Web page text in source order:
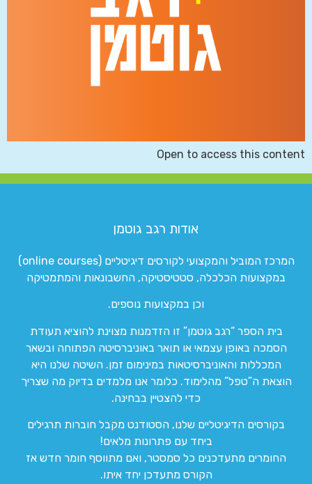
Open to access this content
אודות רגב גוטמן
המרכז המוביל והמקצועי לקורסים דיגיטליים (online courses)
במקצועות הכלכלה, סטטיסטיקה, החשבונאות והמתמטיקה
וכן במקצועות נוספים.
בית הספר “רגב גוטמן” זו הזדמנות מצוינת להוציא תעודת
הסמכה באופן עצמאי או תואר באוניברסיטה הפתוחה ובשאר
המכללות והאוניברסיטאות במינימום זמן. השיטה שלנו היא
הוצאת ה”טפל” מהלימוד. כלומר אנו מלמדים בדיוק מה שצריך
כדי להצטיין בבחינה.
בקורסים הדיגיטליים שלנו, הסטודנט מקבל חוברות תרגילים
ביחד עם פתרונות מלאים!
החומרים מתעדכנים כל סמסטר, ואם מתווסף חומר חדש אז
הקורס מתעדכן יחד איתו.